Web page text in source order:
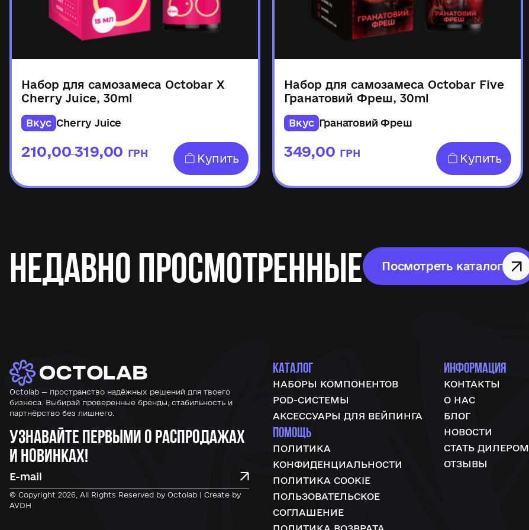
Набор для самозамеса Octobar X
Cherry Juice, 30ml
Вкус Cherry Juice
210,00
–319,00 ГРН Купить
Набор для самозамеса Octobar Five
Гранатовий Фреш, 30ml
Вкус Гранатовий Фреш
349,00 ГРН Купить
Недавно просмотренные Посмотреть каталог
Octolab — пространство надёжных решений для твоего
бизнеса. Выбирай проверенные бренды, стабильность и
партнёрство без лишнего.
Узнавайте первыми о распродажах
и новинках!
© Copyright 2026, All Rights Reserved by Octolab | Create by
AVDH
КАТАЛОГ
НАБОРЫ КОМПОНЕНТОВ
POD-СИСТЕМЫ
АКСЕССУАРЫ ДЛЯ ВЕЙПИНГА
ПОМОЩЬ
ПОЛИТИКА
КОНФИДЕНЦИАЛЬНОСТИ
ПОЛИТИКА COOKIE
ПОЛЬЗОВАТЕЛЬСКОЕ
СОГЛАШЕНИЕ
ИНФОРМАЦИЯ
КОНТАКТЫ
О НАС
БЛОГ
НОВОСТИ
СТАТЬ ДИЛЕРОМ
ОТЗЫВЫ